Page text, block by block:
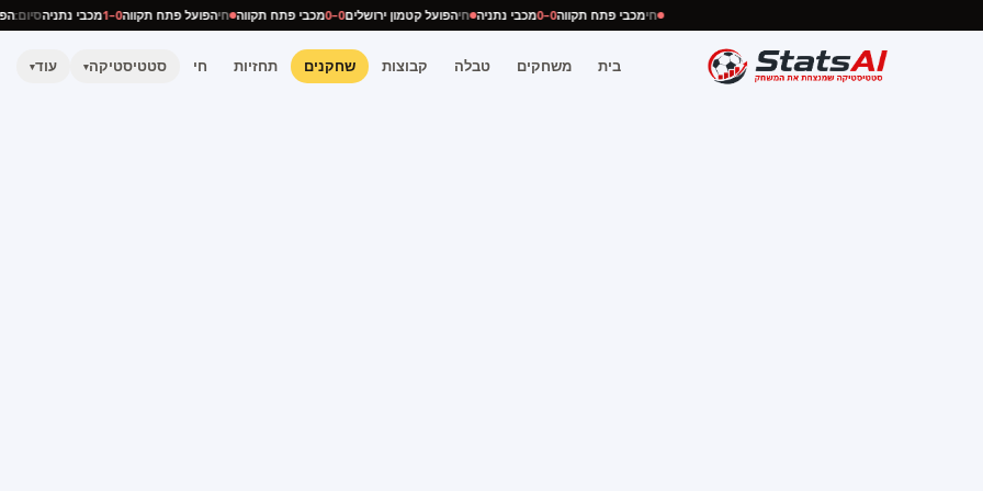
חימכבי פתח תקווה0–0 מכבי נתניה חיהפועל קטמון ירושלים0–0 מכבי פתח תקווה חיהפועל פתח תקווה0–1 מכבי נתניה
בית משחקים טבלה קבוצות שחקנים תחזיות חי סטטיסטיקה▾ עוד▾